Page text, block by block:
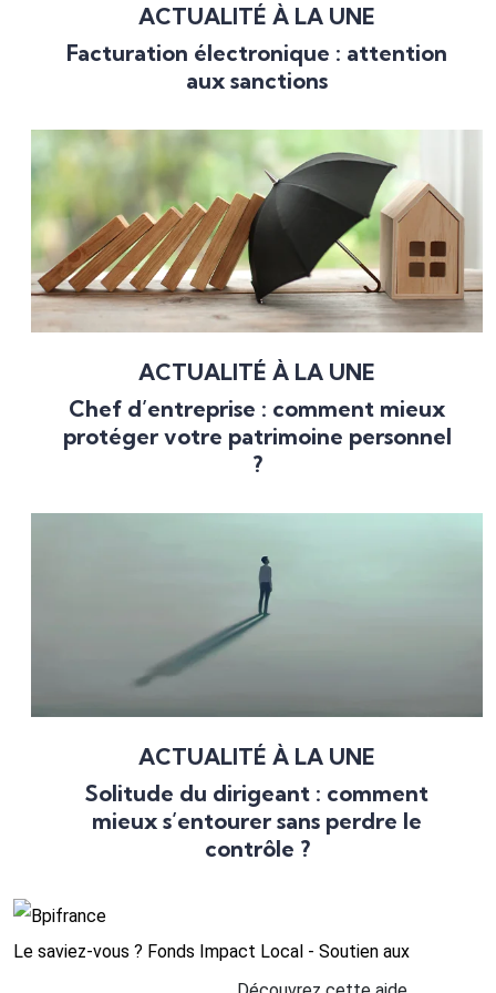
ACTUALITÉ À LA UNE
Facturation électronique : attention
aux sanctions
ACTUALITÉ À LA UNE
Chef d’entreprise : comment mieux
protéger votre patrimoine personnel
?
ACTUALITÉ À LA UNE
Solitude du dirigeant : comment
mieux s’entourer sans perdre le
contrôle ?
Le saviez-vous ? Fonds Impact Local - Soutien aux